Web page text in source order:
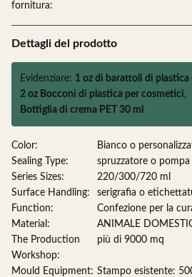
fornitura:
Dettagli del prodotto
Evidenziare: 1 oz di barattoli di plastica
2 oz Bocconi di plastica per cosmetici,
Bottiglia di crema PET 30 ml
Color:
Bianco o
Sealing Type:
spruzzatore o pompa
Series Sizes:
220/300/720 ml
Surface Handling:
serigrafia o
Function:
Confezione per la
Material:
ANIMALE
The Production
Workshop:
più di 9000 mq
Mould Equipment: Stampo esistente: